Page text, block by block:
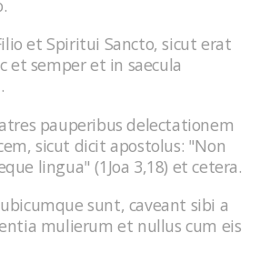
et Spiritui Sancto, sicut erat
et semper et in saecula
pauperibus delectationem
sicut dicit apostolus: "Non
lingua" (1Joa 3,18) et cetera.
sunt, caveant sibi a
mulierum et nullus cum eis